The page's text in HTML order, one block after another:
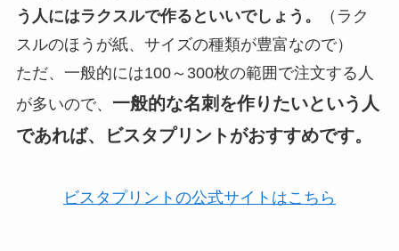
う人にはラクスルで作るといいでしょう。
（ラク
スルのほうが紙、サイズの種類が豊富なので）
ただ、一般的には100～300枚の範囲で注文する人
が多いので、 一般的な名刺を作りたいという人
であれば、ビスタプリントがおすすめです。
ビスタプリントの公式サイトはこちら